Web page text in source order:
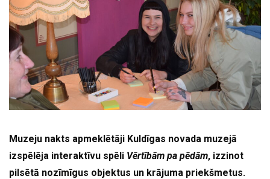
Muzeju nakts apmeklētāji Kuldīgas novada muzejā
izspēlēja interaktīvu spēli Vērtībām pa pēdām, izzinot
pilsētā nozīmīgus objektus un krājuma priekšmetus.